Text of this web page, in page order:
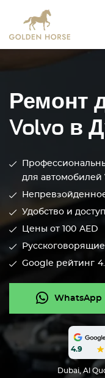
Ремонт
Volvo в
для автомобилей
Удобство и
Цены от 100 AED
Google рейтинг
WhatsApp
4.9
Dubai, Al